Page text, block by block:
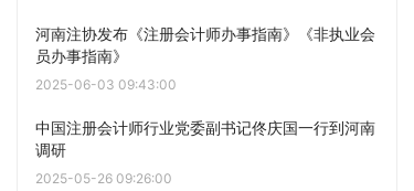
河南注协发布《注册会计师办事指南》《非执业会
员办事指南》
2025-06-03 09:43:00
中国注册会计师行业党委副书记佟庆国一行到河南
调研
2025-05-26 09:26:00